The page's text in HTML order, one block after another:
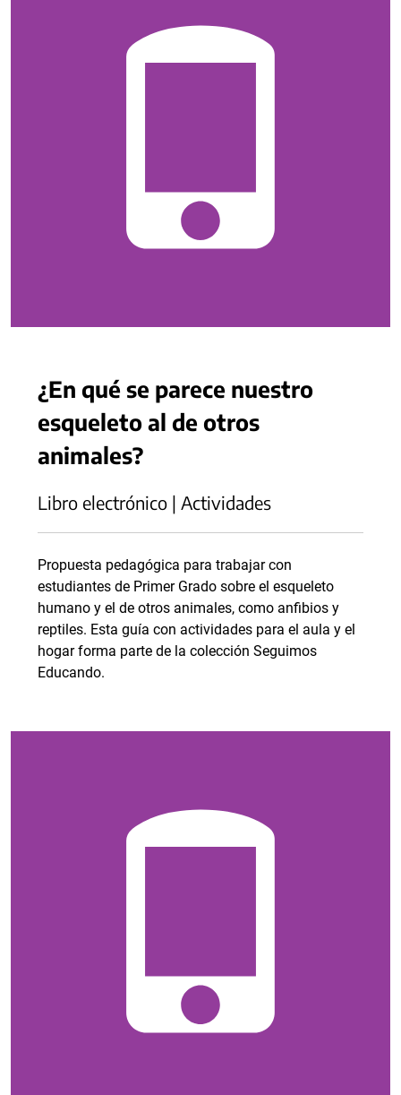
¿En qué se parece nuestro
esqueleto al de otros
animales?
Libro electrónico | Actividades
Propuesta pedagógica para trabajar con
estudiantes de Primer Grado sobre el esqueleto
humano y el de otros animales, como anfibios y
reptiles. Esta guía con actividades para el aula y el
hogar forma parte de la colección Seguimos
Educando.